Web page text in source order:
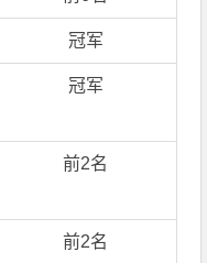
冠军
冠军
前2名
前2名